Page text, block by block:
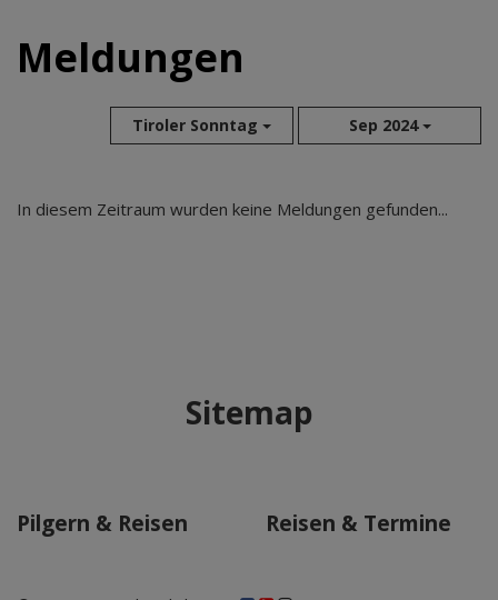
Meldungen
Tiroler Sonntag Sep 2024
Aug 2026
Sep 2025
In diesem Zeitraum wurden keine Meldungen gefunden...
Sitemap
Pilgern & Reisen Reisen & Termine